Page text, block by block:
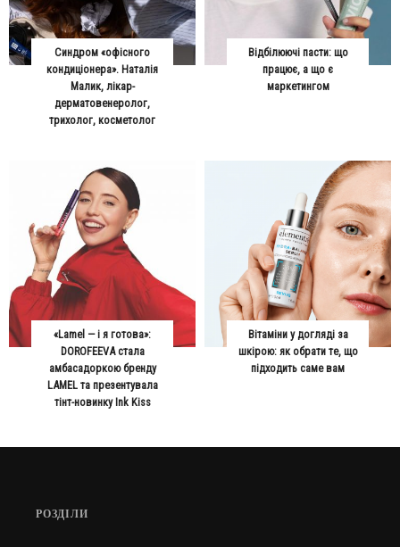
Синдром «офісного
кондиціонера». Наталія
Малик, лікар-
дерматовенеролог,
трихолог, косметолог
Відбілюючі пасти: що
працює, а що є
маркетингом
«Lamel — і я готова»:
DOROFEEVA стала
амбасадоркою бренду
LAMEL та презентувала
тінт-новинку Ink Kiss
Вітаміни у догляді за
шкірою: як обрати те, що
підходить саме вам
РОЗДІЛИ